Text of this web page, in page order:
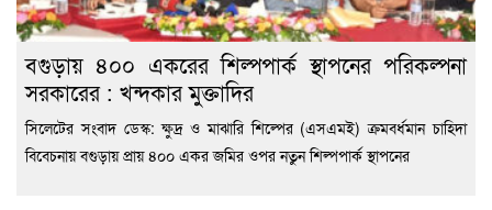
বগুড়ায় ৪০০ একরের শিল্পপার্ক স্থাপনের পরিকল্পনা
সরকারের : খন্দকার মুক্তাদির
সিলেটের সংবাদ ডেস্ক: ক্ষুদ্র ও মাঝারি শিল্পের (এসএমই) ক্রমবর্ধমান চাহিদা
বিবেচনায় বগুড়ায় প্রায় ৪০০ একর জমির ওপর নতুন শিল্পপার্ক স্থাপনের